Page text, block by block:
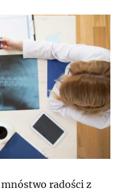
radości z